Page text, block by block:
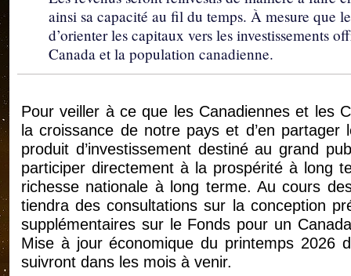
ainsi sa capacité au fil du temps. À mesure que
d’orienter les capitaux vers les investissements
Canada et la population canadienne.
Pour veiller à ce que les Canadiennes et les
la croissance de notre pays et d’en
produit d’investissement destiné au grand
participer directement à la prospérité à long
richesse nationale à long terme. Au cours
tiendra des consultations sur la conception
supplémentaires sur le Fonds pour un
Mise à jour économique du printemps 2026
suivront dans les mois à venir.